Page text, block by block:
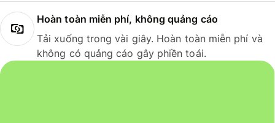
Hoàn toàn miễn phí, không quảng cáo
Tải xuống trong vài giây. Hoàn toàn miễn phí và
không có quảng cáo gây phiền toái.